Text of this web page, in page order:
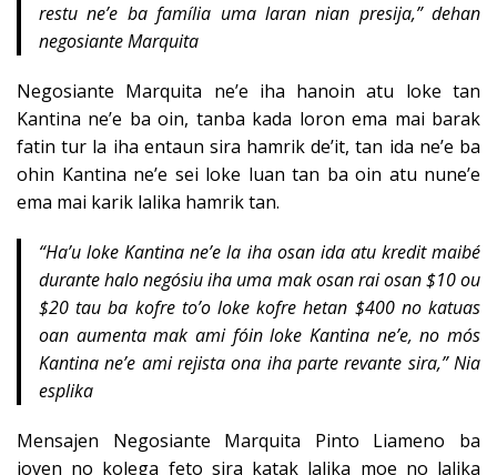
restu ne’e ba família uma laran nian presija,” dehan
negosiante Marquita
Negosiante Marquita ne’e iha hanoin atu loke tan
Kantina ne’e ba oin, tanba kada loron ema mai barak
fatin tur la iha entaun sira hamrik de’it, tan ida ne’e ba
ohin Kantina ne’e sei loke luan tan ba oin atu nune’e
ema mai karik lalika hamrik tan.
“Ha’u loke Kantina ne’e la iha osan ida atu kredit maibé
durante halo negósiu iha uma mak osan rai osan $10 ou
$20 tau ba kofre to’o loke kofre hetan $400 no katuas
oan aumenta mak ami fóin loke Kantina ne’e, no mós
Kantina ne’e ami rejista ona iha parte revante sira,” Nia
esplika
Mensajen Negosiante Marquita Pinto Liameno ba
joven no kolega feto sira katak lalika moe no lalika